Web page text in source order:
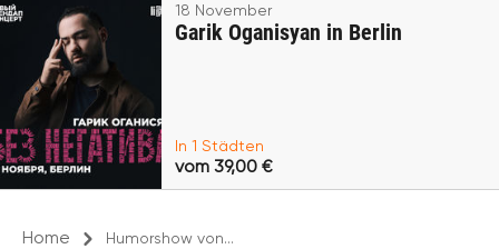
18 November
Garik Oganisyan in Berlin
In 1 Städten
vom 39,00 €
Home Humorshow von...